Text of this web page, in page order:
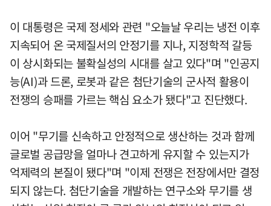
이 대통령은 국제 정세와 관련 "오늘날 우리는 냉전 이후
지속되어 온 국제질서의 안정기를 지나, 지정학적 갈등
이 상시화되는 불확실성의 시대를 살고 있다"며 "인공지
능(AI)과 드론, 로봇과 같은 첨단기술의 군사적 활용이
전쟁의 승패를 가르는 핵심 요소가 됐다"고 진단했다.
이어 "무기를 신속하고 안정적으로 생산하는 것과 함께
글로벌 공급망을 얼마나 견고하게 유지할 수 있는지가
억제력의 본질이 됐다"며 "이제 전쟁은 전장에서만 결정
되지 않는다. 첨단기술을 개발하는 연구소와 무기를 생